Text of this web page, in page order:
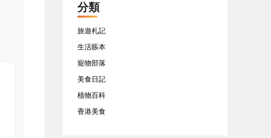
分類
旅遊札記
生活賬本
寵物部落
美食日記
植物百科
香港美食